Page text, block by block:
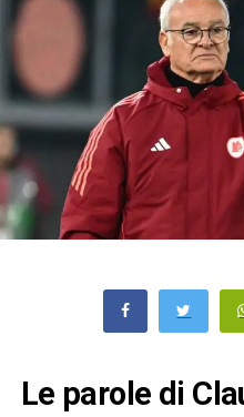
Le parole di